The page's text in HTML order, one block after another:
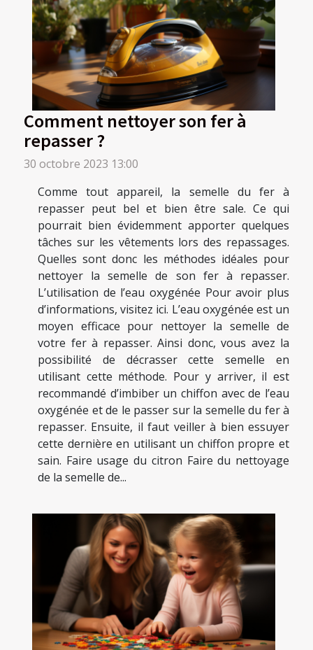
Comment nettoyer son fer à
repasser ?
30 octobre 2023 13:00
Comme tout appareil, la semelle du fer à
repasser peut bel et bien être sale. Ce qui
pourrait bien évidemment apporter quelques
tâches sur les vêtements lors des repassages.
Quelles sont donc les méthodes idéales pour
nettoyer la semelle de son fer à repasser.
L’utilisation de l’eau oxygénée Pour avoir plus
d’informations, visitez ici. L’eau oxygénée est un
moyen efficace pour nettoyer la semelle de
votre fer à repasser. Ainsi donc, vous avez la
possibilité de décrasser cette semelle en
utilisant cette méthode. Pour y arriver, il est
recommandé d’imbiber un chiffon avec de l’eau
oxygénée et de le passer sur la semelle du fer à
repasser. Ensuite, il faut veiller à bien essuyer
cette dernière en utilisant un chiffon propre et
sain. Faire usage du citron Faire du nettoyage
de la semelle de...